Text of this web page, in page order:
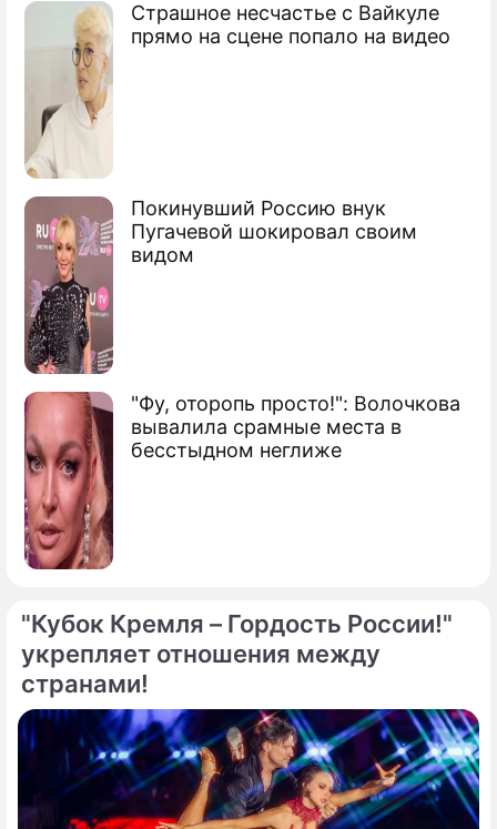
Страшное несчастье с Вайкуле
прямо на сцене попало на видео
Покинувший Россию внук
Пугачевой шокировал своим
видом
"Фу, оторопь просто!": Волочкова
вывалила срамные места в
бесстыдном неглиже
"Кубок Кремля – Гордость России!"
укрепляет отношения между
странами!